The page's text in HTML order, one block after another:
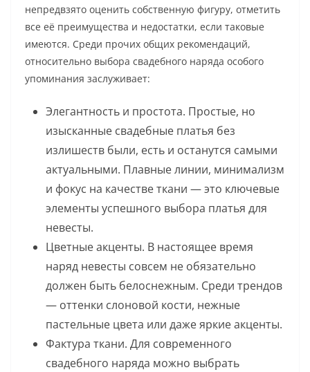
непредвзято оценить собственную фигуру, отметить
все её преимущества и недостатки, если таковые
имеются. Среди прочих общих рекомендаций,
относительно выбора свадебного наряда особого
упоминания заслуживает:
Элегантность и простота. Простые, но
изысканные свадебные платья без
излишеств были, есть и останутся самыми
актуальными. Плавные линии, минимализм
и фокус на качестве ткани — это ключевые
элементы успешного выбора платья для
невесты.
Цветные акценты. В настоящее время
наряд невесты совсем не обязательно
должен быть белоснежным. Среди трендов
— оттенки слоновой кости, нежные
пастельные цвета или даже яркие акценты.
Фактура ткани. Для современного
свадебного наряда можно выбрать